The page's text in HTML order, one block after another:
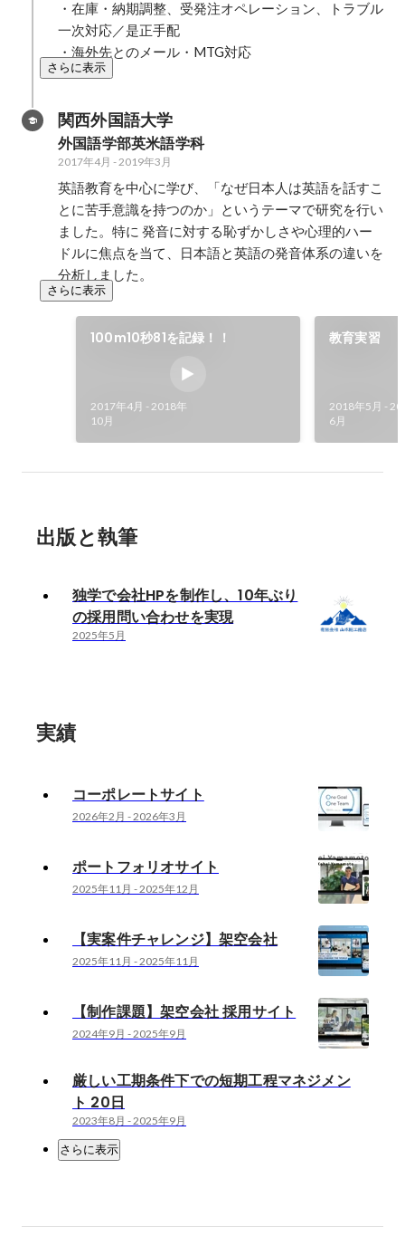
フが担当し
社の福利厚
れ、英語学
力に感じて
加。スタッ
ョン改善だ
・在庫・納期調整、受発注オペレーション、トラブル
一次対応／是正手配
・海外先とのメール・MTG対応
さらに表示
関西外国語大学
外国語学部英米語学科
2017年4月 -2019年3月
英語教育を中心に学び、「なぜ日本人は英語を話すこ
とに苦手意識を持つのか」というテーマで研究を行い
ました。特に 発音に対する恥ずかしさや心理的ハー
ドルに焦点を当て、日本語と英語の発音体系の違いを
分析しました。
さらに表示
100m10秒81を記録！！
2017年4月 -2018年
10月
教育実習
2018年5月 -
6月
出版と執筆
独学で会社HPを制作し、10年ぶり
の採用問い合わせを実現
2025年5月
実績
コーポレートサイト
2026年2月 -2026年3月
ポートフォリオサイト
2025年11月 -2025年12月
【実案件チャレンジ】架空会社
2025年11月 -2025年11月
【制作課題】架空会社 採用サイト
2024年9月 -2025年9月
厳しい工期条件下での短期工程マネジメン
ト 20日
2023年8月 -2025年9月
さらに表示